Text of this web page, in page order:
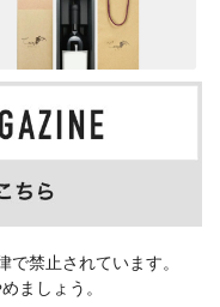
禁止されています。
ましょう。